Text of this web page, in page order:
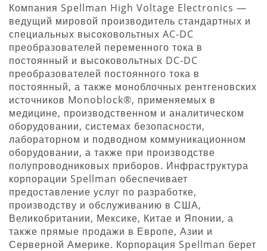
Компания Spellman High Voltage Electronics —
ведущий мировой производитель стандартных и
специальных высоковольтных AC-DC
преобразователей переменного тока в
постоянный и высоковольтных DC-DC
преобразователей постоянного тока в
постоянный, а также моноблочных рентгеновских
источников Monoblock®, применяемых в
медицине, производственном и аналитическом
оборудовании, системах безопасности,
лабораторном и подводном коммуникационном
оборудовании, а также при производстве
полупроводниковых приборов. Инфраструктура
корпорации Spellman обеспечивает
предоставление услуг по разработке,
производству и обслуживанию в США,
Великобритании, Мексике, Китае и Японии, а
также прямые продажи в Европе, Азии и
Серверной Америке. Корпорация Spellman берет